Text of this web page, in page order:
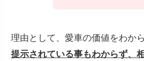
理由として、愛車の価値をわか
提示されている事もわからず、